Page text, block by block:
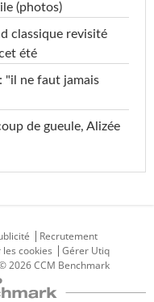
(photos)
classique revisité
été
"il ne faut jamais
de gueule, Alizée
Recrutement
cookies
Gérer Utiq
2026 CCM Benchmark